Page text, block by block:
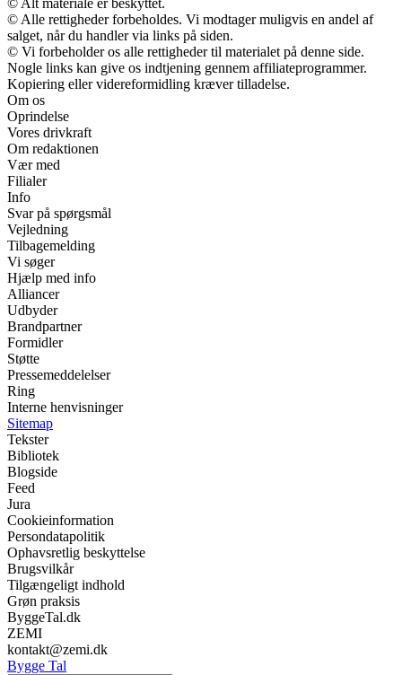
© Alt materiale er beskyttet.
© Alle rettigheder forbeholdes. Vi modtager muligvis en andel af
salget, når du handler via links på siden.
© Vi forbeholder os alle rettigheder til materialet på denne side.
Nogle links kan give os indtjening gennem affiliateprogrammer.
Kopiering eller videreformidling kræver tilladelse.
Om os
Oprindelse
Vores drivkraft
Om redaktionen
Vær med
Filialer
Info
Svar på spørgsmål
Vejledning
Tilbagemelding
Vi søger
Hjælp med info
Alliancer
Udbyder
Brandpartner
Formidler
Støtte
Pressemeddelelser
Ring
Interne henvisninger
Sitemap
Tekster
Bibliotek
Blogside
Feed
Jura
Cookieinformation
Persondatapolitik
Ophavsretlig beskyttelse
Brugsvilkår
Tilgængeligt indhold
Grøn praksis
ByggeTal.dk
ZEMI
kontakt@zemi.dk
Bygge Tal